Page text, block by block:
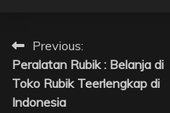
Post
navigation
Previous:
Peralatan Rubik : Belanja di
Toko Rubik Teerlengkap di
Indonesia